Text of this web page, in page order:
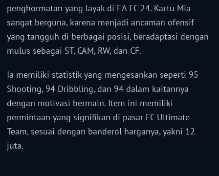
penghormatan yang layak di EA FC 24. Kartu Mia
sangat berguna, karena menjadi ancaman ofensif
yang tangguh di berbagai posisi, beradaptasi dengan
mulus sebagai ST, CAM, RW, dan CF.
Ia memiliki statistik yang mengesankan seperti 95
Shooting, 94 Dribbling, dan 94 dalam kaitannya
dengan motivasi bermain. Item ini memiliki
permintaan yang signifikan di pasar FC Ultimate
Team, sesuai dengan banderol harganya, yakni 12
juta.